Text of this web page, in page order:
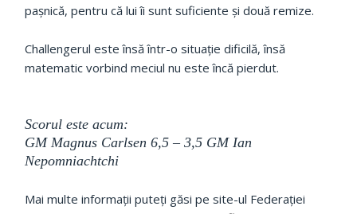
pașnică, pentru că lui îi sunt suficiente și două remize.
Challengerul este însă într-o situație dificilă, însă
matematic vorbind meciul nu este încă pierdut.
Scorul este acum:
GM Magnus Carlsen 6,5 – 3,5 GM Ian
Nepomniachtchi
Mai multe informații puteți găsi pe site-ul Federației